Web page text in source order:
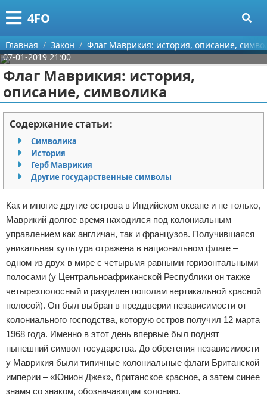
4FO
Меню
Главная
Категории
Медицина
Информационные технологии
Финансы
Закон
Психология
Спорт и фитнес
Красота
Кино и сериалы
Покупки
Мода и стиль
Поиск
О проекте
Контакты
Сотрудничество
Размещение рекламы
Для правообладателей
Условия предоставления информации
Отказ от ответственности
Главная Закон
Флаг Маврикия: история, описание,
07-01-2019 21:00
Флаг Маврикия: история,
описание, символика
Содержание статьи:
Символика
История
Герб Маврикия
Другие государственные символы
Как и многие другие острова в Индийском океане и не только,
Маврикий долгое время находился под колониальным
управлением как англичан, так и французов. Получившаяся
уникальная культура отражена в национальном флаге –
одном из двух в мире с четырьмя равными горизонтальными
полосами (у Центральноафриканской Республики он также
четырехполосный и разделен пополам вертикальной красной
полосой). Он был выбран в преддверии независимости от
колониального господства, которую остров получил 12 марта
1968 года. Именно в этот день впервые был поднят
нынешний символ государства. До обретения независимости
у Маврикия были типичные колониальные флаги Британской
империи – «Юнион Джек», британское красное, а затем синее
знамя со знаком, обозначающим колонию.